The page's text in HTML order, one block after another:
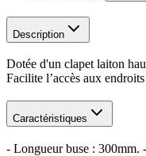
Description
Dotée d'un clapet laiton
Facilite l’accès aux
Caractéristiques
- Longueur buse : 300mm.